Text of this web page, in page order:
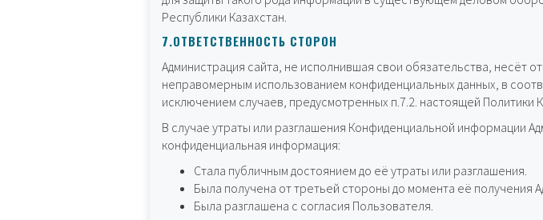
Республики Казахстан.
7.ОТВЕТСТВЕННОСТЬ СТОРОН
Администрация сайта, не исполнившая свои обязательства, несёт
неправомерным использованием конфиденциальных данных, в
исключением случаев, предусмотренных п.7.2. настоящей Политики
В случае утраты или разглашения Конфиденциальной информации
конфиденциальная информация:
Стала публичным достоянием до её утраты или разглашения.
Была получена от третьей стороны до момента её получения
Была разглашена с согласия Пользователя.